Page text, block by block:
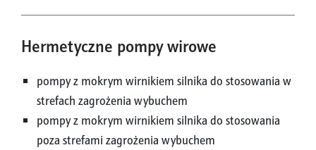
Hermetyczne pompy wirowe
pompy z mokrym wirnikiem silnika do stosowania w
strefach zagrożenia wybuchem
pompy z mokrym wirnikiem silnika do stosowania
poza strefami zagrożenia wybuchem